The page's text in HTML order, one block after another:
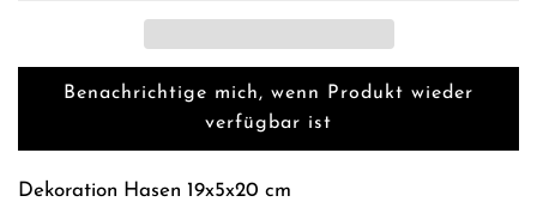
e
n
.
Benachrichtige mich, wenn Produkt wieder
verfügbar ist
Dekoration Hasen 19x5x20 cm